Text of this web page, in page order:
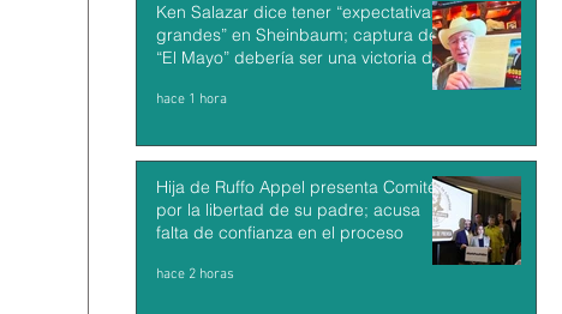
Ken Salazar dice tener “expectativas
grandes” en Sheinbaum; captura de
“El Mayo” debería ser una victoria de
hace 1 hora
Hija de Ruffo Appel presenta Comité
por la libertad de su padre; acusa
falta de confianza en el proceso
hace 2 horas